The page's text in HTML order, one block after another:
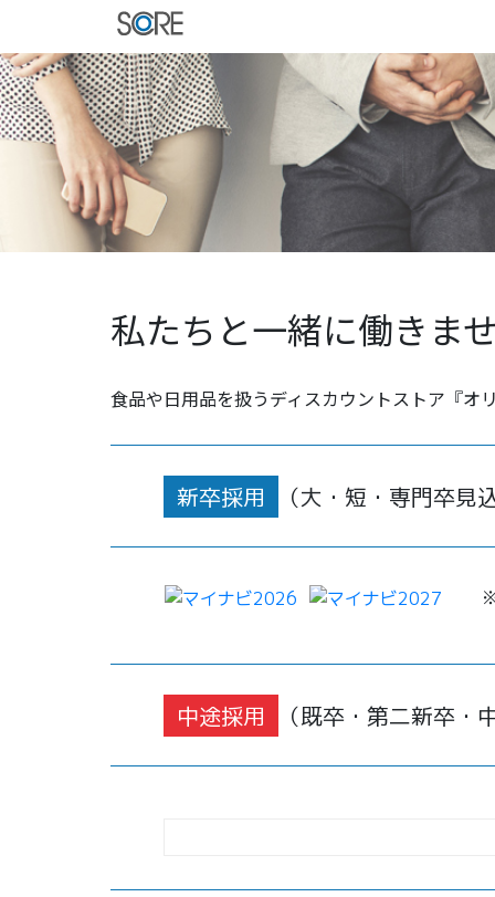
私たちと一緒に働きま
食品や日用品を扱うディスカウントストア『オ
新卒採用 （大・短・専門卒見
※
中途採用 （既卒・第二新卒・